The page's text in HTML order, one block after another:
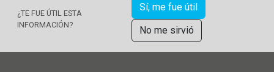
¿TE FUE ÚTIL ESTA
INFORMACIÓN?
Sí, me fue útil
No me sirvió